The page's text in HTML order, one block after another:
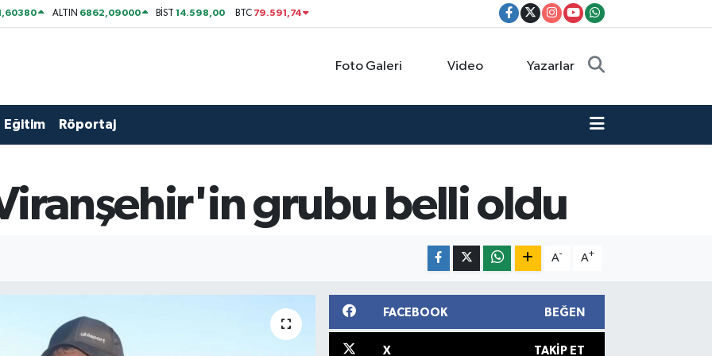
ALTIN 6862,09000 BİST14.598,00 BTC 79.591,74
Foto Galeri Video Yazarlar
Eğitim Röportaj
grubu belli oldu
A- A+
FACEBOOK BEĞEN
X TAKIP ET